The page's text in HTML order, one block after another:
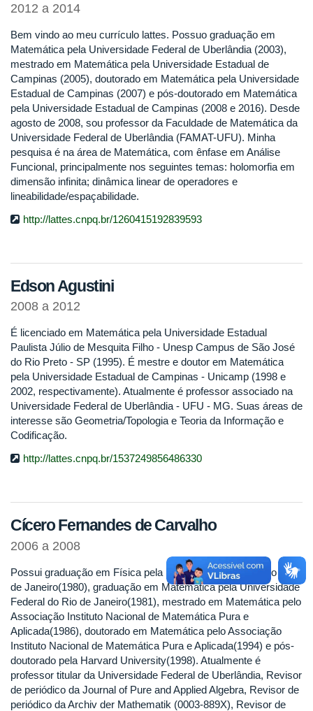
2012 a 2014
Bem vindo ao meu currículo lattes. Possuo graduação em
Matemática pela Universidade Federal de Uberlândia (2003),
mestrado em Matemática pela Universidade Estadual de
Campinas (2005), doutorado em Matemática pela Universidade
Estadual de Campinas (2007) e pós-doutorado em Matemática
pela Universidade Estadual de Campinas (2008 e 2016). Desde
agosto de 2008, sou professor da Faculdade de Matemática da
Universidade Federal de Uberlândia (FAMAT-UFU). Minha
pesquisa é na área de Matemática, com ênfase em Análise
Funcional, principalmente nos seguintes temas: holomorfia em
dimensão infinita; dinâmica linear de operadores e
lineabilidade/espaçabilidade.
http://lattes.cnpq.br/1260415192839593
Edson Agustini
2008 a 2012
É licenciado em Matemática pela Universidade Estadual
Paulista Júlio de Mesquita Filho - Unesp Campus de São José
do Rio Preto - SP (1995). É mestre e doutor em Matemática
pela Universidade Estadual de Campinas - Unicamp (1998 e
2002, respectivamente). Atualmente é professor associado na
Universidade Federal de Uberlândia - UFU - MG. Suas áreas de
interesse são Geometria/Topologia e Teoria da Informação e
Codificação.
http://lattes.cnpq.br/1537249856486330
Cícero Fernandes de Carvalho
2006 a 2008
Possui graduação em Física pela Universidade Federal do Rio
de Janeiro(1980), graduação em Matemática pela Universidade
Federal do Rio de Janeiro(1981), mestrado em Matemática pelo
Associação Instituto Nacional de Matemática Pura e
Aplicada(1986), doutorado em Matemática pelo Associação
Instituto Nacional de Matemática Pura e Aplicada(1994) e pós-
doutorado pela Harvard University(1998). Atualmente é
professor titular da Universidade Federal de Uberlândia, Revisor
de periódico da Journal of Pure and Applied Algebra, Revisor de
periódico da Archiv der Mathematik (0003-889X), Revisor de